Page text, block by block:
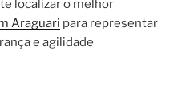
localizar o melhor
Araguari para representar
e agilidade